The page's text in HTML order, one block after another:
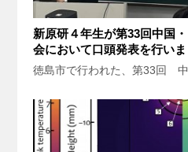
新原研４年生が第33回中国
会において口頭発表を行い
徳島市で行われた、第33回